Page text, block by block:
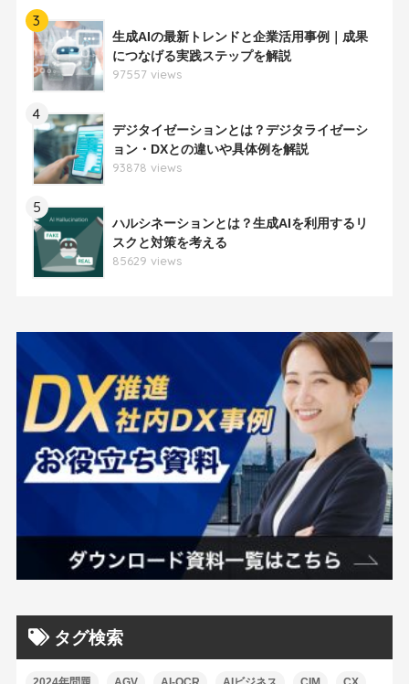
3
生成AIの最新トレンドと企業活用事例｜成果
につなげる実践ステップを解説
97557 views
4
デジタイゼーションとは？デジタライゼーシ
ョン・DXとの違いや具体例を解説
93878 views
5
ハルシネーションとは？生成AIを利用するリ
スクと対策を考える
85629 views
タグ検索